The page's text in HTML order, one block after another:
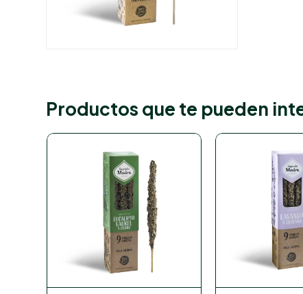
Productos que te pueden